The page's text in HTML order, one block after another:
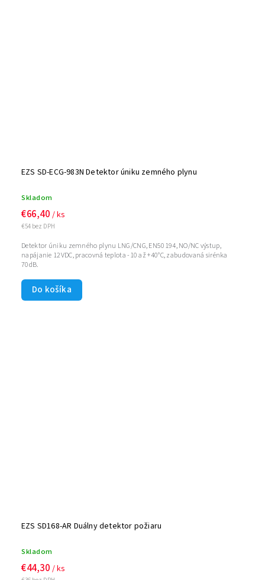
EZS SD-ECG-983N Detektor úniku zemného plynu
Skladom
€54 bez DPH
€66,40 / ks
Do košíka
Detektor úniku zemného plynu LNG/CNG, EN50194, NO/NC výstup,
napájanie 12VDC, pracovná teplota -10 až +40°C, zabudovaná sirénka
70dB.
EZS SD168-AR Duálny detektor požiaru
Skladom
€44,30 / ks